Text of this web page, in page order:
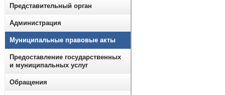
Представительный орган
Администрация
Муниципальные правовые акты
Предоставление государственных
и муниципальных услуг
Обращения